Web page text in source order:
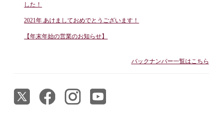
した！
2021年 あけましておめでとうございます！
【年末年始の営業のお知らせ】
バックナンバー一覧はこちら